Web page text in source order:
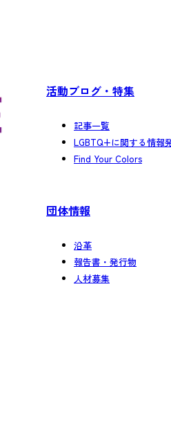
活動ブログ・特集
記事一覧
LGBTQ+に関する情報
Find Your Colors
団体情報
沿革
報告書・発行物
人材募集